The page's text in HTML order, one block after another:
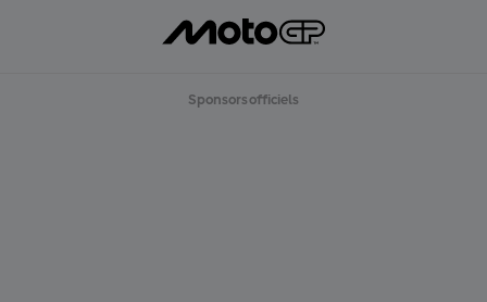
Sponsors officiels